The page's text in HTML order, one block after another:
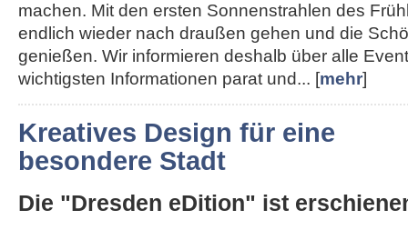
machen. Mit den ersten Sonnenstrahlen des
endlich wieder nach draußen gehen und die
genießen. Wir informieren deshalb über alle
wichtigsten Informationen parat und... [mehr]
Kreatives Design für eine
besondere Stadt
Die "Dresden eDition" ist